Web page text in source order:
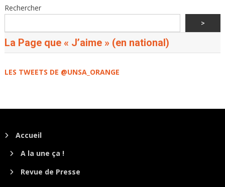
Rechercher
>
La Page que « J’aime » (en national)
LES TWEETS DE @UNSA_ORANGE
Accueil
A la une ça !
Revue de Presse